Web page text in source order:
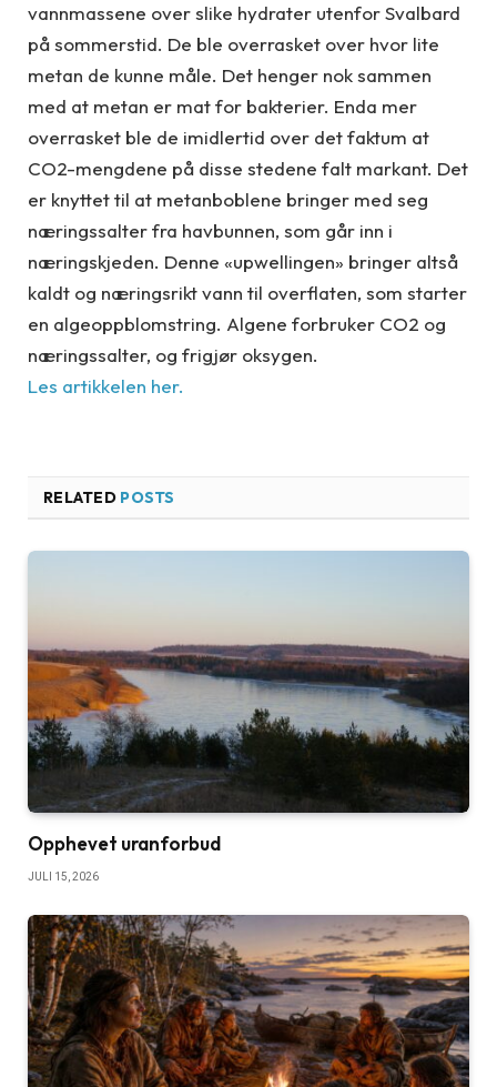
vannmassene over slike hydrater utenfor Svalbard
på sommerstid. De ble overrasket over hvor lite
metan de kunne måle. Det henger nok sammen
med at metan er mat for bakterier. Enda mer
overrasket ble de imidlertid over det faktum at
CO2-mengdene på disse stedene falt markant. Det
er knyttet til at metanboblene bringer med seg
næringssalter fra havbunnen, som går inn i
næringskjeden. Denne «upwellingen» bringer altså
kaldt og næringsrikt vann til overflaten, som starter
en algeoppblomstring. Algene forbruker CO2 og
næringssalter, og frigjør oksygen.
Les artikkelen her.
RELATED POSTS
Opphevet uranforbud
JULI 15, 2026